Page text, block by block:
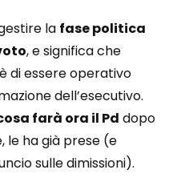
la fase politica
, e significa che
di essere operativo
dell’esecutivo.
farà ora il Pd dopo
le ha già prese (e
sulle dimissioni).